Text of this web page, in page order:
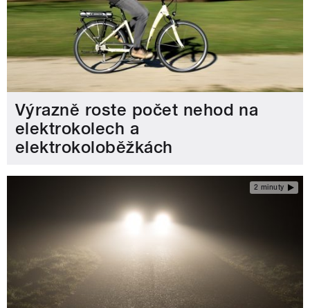
Výrazně roste počet nehod na
elektrokolech a
elektrokoloběžkách
2 minuty